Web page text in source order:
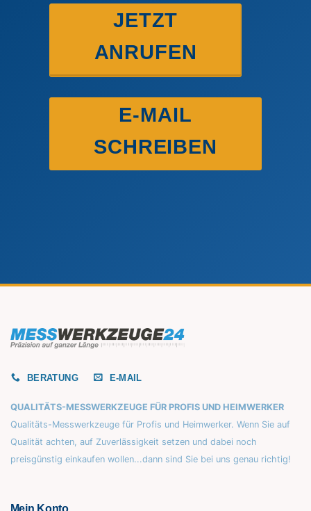
JETZT
ANRUFEN
E-MAIL
SCHREIBEN
BERATUNG E-MAIL
QUALITÄTS-MESSWERKZEUGE FÜR PROFIS UND HEIMWERKER
Qualitäts-Messwerkzeuge für Profis und Heimwerker. Wenn Sie auf
Qualität achten, auf Zuverlässigkeit setzen und dabei noch
preisgünstig einkaufen wollen...dann sind Sie bei uns genau richtig!